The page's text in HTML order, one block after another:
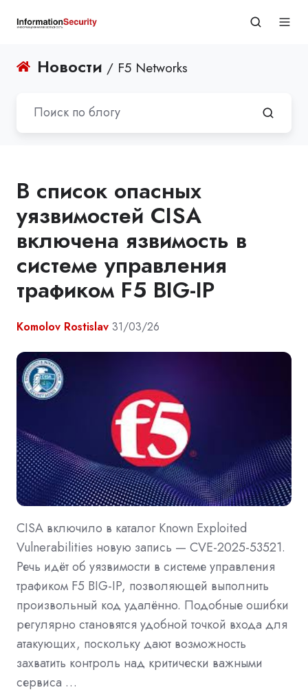
Новости / F5 Networks
В список опасных
уязвимостей CISA
включена язвимость в
системе управления
трафиком F5 BIG-IP
Komolov Rostislav 31/03/26
CISA включило в каталог Known Exploited
Vulnerabilities новую запись — CVE-2025-53521.
Речь идёт об уязвимости в системе управления
трафиком F5 BIG-IP, позволяющей выполнить
произвольный код удалённо. Подобные ошибки
регулярно становятся удобной точкой входа для
атакующих, поскольку дают возможность
захватить контроль над критически важными
сервиса …